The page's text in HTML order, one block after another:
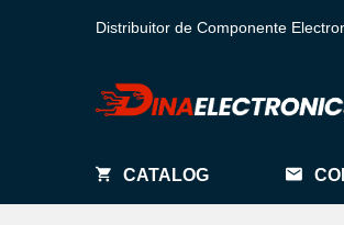
Distribuitor de Componente
CATALOG